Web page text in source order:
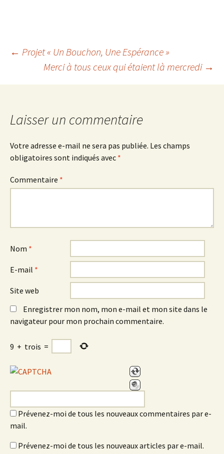
Navigation
des
articles
← Projet « Un Bouchon, Une Espérance »
Merci à tous ceux qui étaient là mercredi →
Laisser un commentaire
Votre adresse e-mail ne sera pas publiée. Les champs
obligatoires sont indiqués avec *
Commentaire *
Nom *
E-mail *
Site web
Enregistrer mon nom, mon e-mail et mon site dans le
navigateur pour mon prochain commentaire.
9 + trois =
Prévenez-moi de tous les nouveaux commentaires par e-
mail.
Prévenez-moi de tous les nouveaux articles par e-mail.